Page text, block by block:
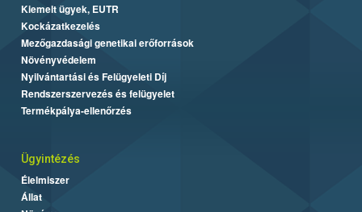
Kiemelt ügyek, EUTR
Kockázatkezelés
Mezőgazdasági genetikai erőforrások
Növényvédelem
Nyilvántartási és Felügyeleti Díj
Rendszerszervezés és felügyelet
Termékpálya-ellenőrzés
Ügyintézés
Élelmiszer
Állat